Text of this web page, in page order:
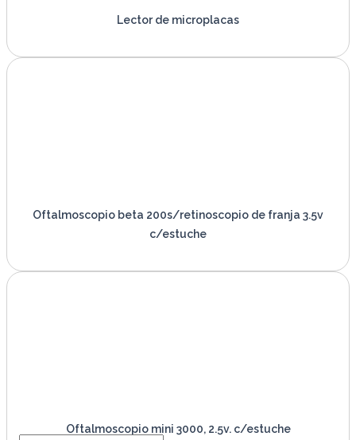
Lector de microplacas
Oftalmoscopio beta 200s/retinoscopio de franja 3.5v
c/estuche
Oftalmoscopio mini 3000, 2.5v. c/estuche